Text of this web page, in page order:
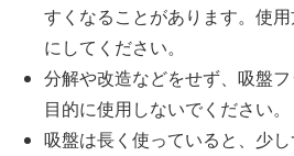
すくなることがあります。使
にしてください。
分解や改造などをせず、吸盤
目的に使用しないでください。
吸盤は長く使っていると、少